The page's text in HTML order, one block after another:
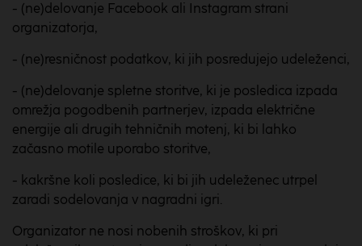
- (ne)delovanje Facebook ali Instagram strani
organizatorja,
- (ne)resničnost podatkov, ki jih posredujejo udeleženci,
- (ne)delovanje spletne storitve, ki je posledica izpada
omrežja pogodbenih partnerjev, izpada električne
energije ali drugih tehničnih motenj, ki bi lahko
začasno motile uporabo storitve,
- kakršne koli posledice, ki bi jih udeleženec utrpel
zaradi sodelovanja v nagradni igri.
Organizator ne nosi nobenih stroškov, ki pri